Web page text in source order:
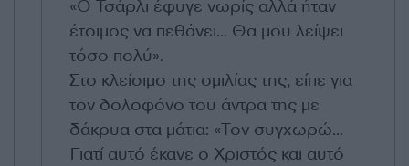
«Ο Τσάρλι έφυγε νωρίς αλλά ήταν
έτοιμος να πεθάνει... Θα μου λείψει
τόσο πολύ».
Στο κλείσιμο της ομιλίας της, είπε για
τον δολοφόνο του άντρα της με
δάκρυα στα μάτια: «Τον συγχωρώ...
Γιατί αυτό έκανε ο Χριστός και αυτό